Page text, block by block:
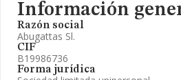
Información
Razón social
Abugattas Sl.
CIF
B19986736
Forma jurídica